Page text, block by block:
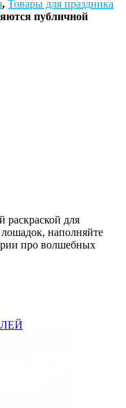
, Товары для праздника
публичной
раскраской для
наполняйте
про волшебных